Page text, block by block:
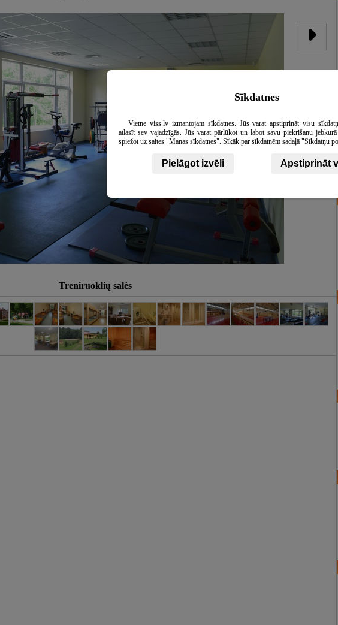
Treniruoklių salės
Sīkdatnes
Vietne viss.lv izmantojam sīkdatnes. Jūs varat apstiprināt visu
atlasīt sev vajadzīgās. Jūs varat pārlūkot un labot savu piekrišanu
spiežot uz saites "Manas sīkdatnes". Sīkāk par sīkdatnēm sadaļā "Sīkdatņu
Pielāgot izvēli Apstiprināt